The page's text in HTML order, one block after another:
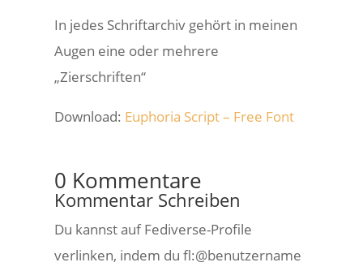
In jedes Schriftarchiv gehört in meinen
Augen eine oder mehrere
„Zierschriften“
Download: Euphoria Script – Free Font
0 Kommentare
Kommentar Schreiben
Du kannst auf Fediverse-Profile
verlinken, indem du fl:@benutzername